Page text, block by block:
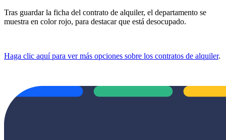
Tras guardar la ficha del contrato de alquiler, el departamento se
muestra en color rojo, para destacar que está desocupado.
Haga clic aquí para ver más opciones sobre los contratos de alquiler.